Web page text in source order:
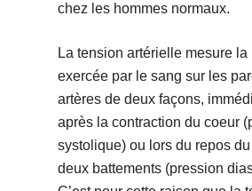
chez les hommes normaux.
La tension artérielle mesure la
exercée par le sang sur les
artères de deux façons,
après la contraction du coeur
systolique) ou lors du repos
deux battements (pression